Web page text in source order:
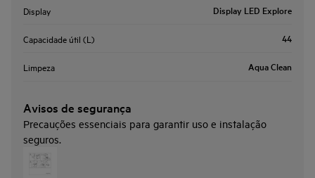
Display Display LED Explore
Capacidade útil (L) 44
Limpeza Aqua Clean
Avisos de segurança
Precauções essenciais para garantir uso e instalação
seguros.